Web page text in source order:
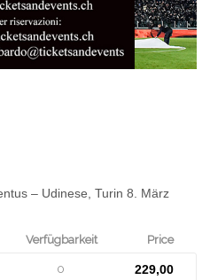
– Udinese, Turin 8. März
Verfügbarkeit Price
0
229,00